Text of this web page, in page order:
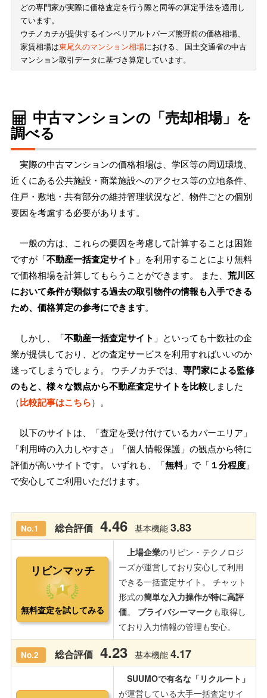
どの専門家が実際に価格査定を行う際と同等の算定手法を適用し
ています。
ウチノカチが提供するインペリアルトパーズ熊野前の価格相場、
家賃相場は東尾久のマンション相場における、 国土交通省の中古
マンション取引データに基づき算定しています。
中古マンションの「売却相場」を
調べる
実際の中古マンションの価格相場は、学区等の周辺環境、
近くにある公共施設・商業施設へのアクセス等の立地条件、
住戸・敷地・共有部分の維持管理状況など、物件ごとの個別
要因を考慮する必要があります。
一般の方は、これらの要因を考慮して計算することは困難
ですが「不動産一括査定サイト 」を利用することにより無料
で価格相場を計算してもらうことができます。 また、 荒川区
において条件が類似する過去の取引物件の情報も入手できる
ため、価格算定の参考にできます。
しかし、「不動産一括査定サイト 」といっても十数社の企
業が提供しており、どの査定サービスを利用すればいいのか
迷ってしまうでしょう。 ウチノカチでは、 専門家による監修
のもと、様々な観点から不動産査定サイトを比較しました
（比較記事はこちら）。
以下のサイトは、「査定を受け付けているカバーエリア」
「利用時の入力しやすさ」「個人情報保護」の観点から特に
評価が高いサイトです。 いずれも、「無料」で「 １分程度 」
で安心してご利用いただけます。